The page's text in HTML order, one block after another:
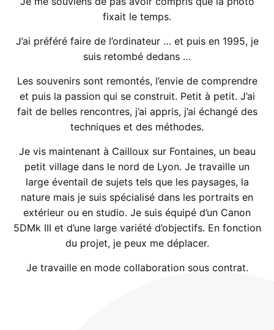
fixait le temps.
J’ai préféré faire de l’ordinateur … et puis en 1995, je
suis retombé dedans …
Les souvenirs sont remontés, l’envie de comprendre
et puis la passion qui se construit. Petit à petit. J’ai
fait de belles rencontres, j’ai appris, j’ai échangé des
techniques et des méthodes.
Je vis maintenant à Cailloux sur Fontaines, un beau
petit village dans le nord de Lyon. Je travaille un
large éventail de sujets tels que les paysages, la
nature mais je suis spécialisé dans les portraits en
extérieur ou en studio. Je suis équipé d’un Canon
5DMk III et d’une large variété d’objectifs. En fonction
du projet, je peux me déplacer.
Je travaille en mode collaboration sous contrat.